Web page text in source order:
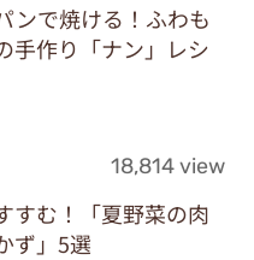
ンで焼ける！ふわも
手作り「ナン」レシ
18,814 view
すむ！「夏野菜の肉
ず」5選